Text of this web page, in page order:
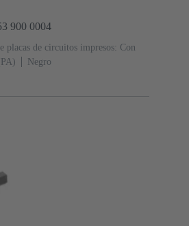
900 0004
placas de circuitos impresos: Con
Negro